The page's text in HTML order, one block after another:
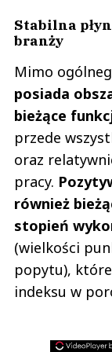
Stabilna
branży
Mimo
posiada
bieżące
przede
oraz
pracy.
również
stopień
(wielkości
popytu),
indeksu w